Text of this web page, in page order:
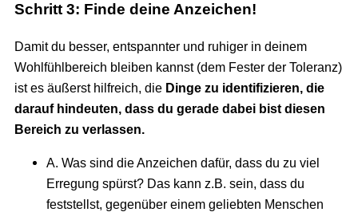
Schritt 3: Finde deine Anzeichen!
Damit du besser, entspannter und ruhiger in deinem
Wohlfühlbereich bleiben kannst (dem Fester der Toleranz)
ist es äußerst hilfreich, die Dinge zu identifizieren, die
darauf hindeuten, dass du gerade dabei bist diesen
Bereich zu verlassen.
A. Was sind die Anzeichen dafür, dass du zu viel
Erregung spürst? Das kann z.B. sein, dass du
feststellst, gegenüber einem geliebten Menschen